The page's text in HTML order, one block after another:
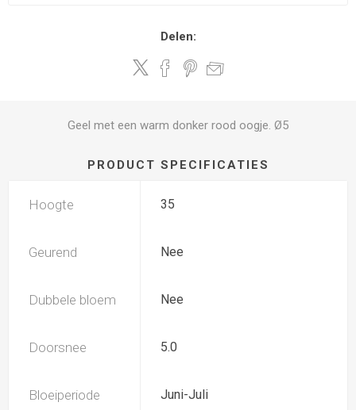
Delen:
Geel met een warm donker rood oogje. Ø5
PRODUCT SPECIFICATIES
Hoogte 35
Geurend Nee
Dubbele bloem Nee
Doorsnee 5.0
Bloeiperiode Juni-Juli